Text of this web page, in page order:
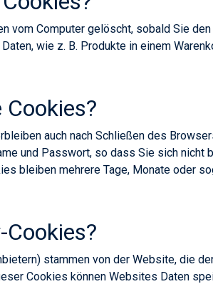
vom Computer gelöscht, sobald Sie
wie z. B. Produkte in einem
auch nach Schließen des
und Passwort, so dass Sie sich nicht
bleiben mehrere Tage, Monate oder
stammen von der Website, die
Cookies können Websites Daten